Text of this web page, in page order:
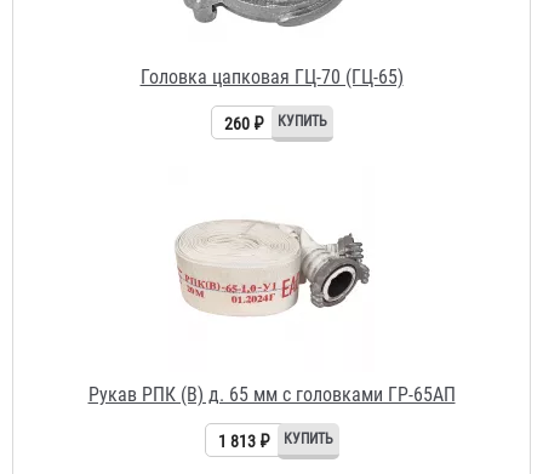
260 ₽
Рукав РПК (В) д. 65 мм с головками ГР-65АП